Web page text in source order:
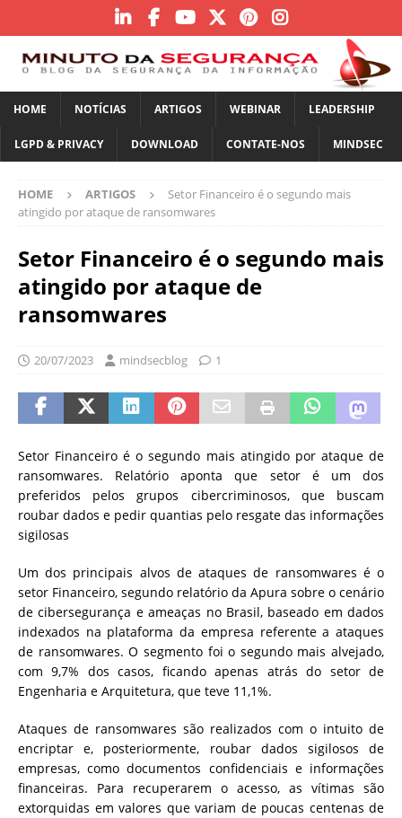
HOME NOTÍCIAS ARTIGOS WEBINAR LEADERSHIP
LGPD & PRIVACY DOWNLOAD CONTATE-NOS MINDSEC
HOME ARTIGOS
Setor Financeiro é o segundo mais
atingido por ataque de ransomwares
Setor Financeiro é o segundo mais
atingido por ataque de
ransomwares
20/07/2023 mindsecblog 1
Setor Financeiro é o segundo mais atingido por ataque de
ransomwares. Relatório aponta que setor é um dos
preferidos pelos grupos cibercriminosos, que buscam
roubar dados e pedir quantias pelo resgate das informações
sigilosas
Um dos principais alvos de ataques de ransomwares é o
setor Financeiro, segundo relatório da Apura sobre o cenário
de cibersegurança e ameaças no Brasil, baseado em dados
indexados na plataforma da empresa referente a ataques
de ransomwares. O segmento foi o segundo mais alvejado,
com 9,7% dos casos, ficando apenas atrás do setor de
Engenharia e Arquitetura, que teve 11,1%.
Ataques de ransomwares são realizados com o intuito de
encriptar e, posteriormente, roubar dados sigilosos de
empresas, como documentos confidenciais e informações
financeiras. Para recuperarem o acesso, as vítimas são
extorquidas em valores que variam de poucas centenas de